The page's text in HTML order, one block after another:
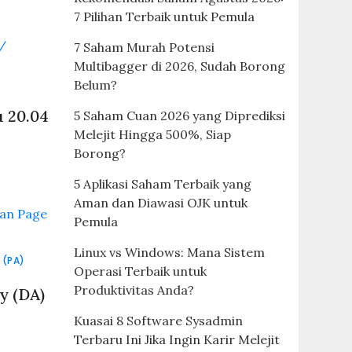
20.04
(PA)
(DA)
7 Pilihan Terbaik untuk Pemula
7 Saham Murah Potensi
Multibagger di 2026, Sudah Borong
Belum?
5 Saham Cuan 2026 yang Diprediksi
Melejit Hingga 500%, Siap
Borong?
5 Aplikasi Saham Terbaik yang
Aman dan Diawasi OJK untuk
Pemula
Linux vs Windows: Mana Sistem
Operasi Terbaik untuk
Produktivitas Anda?
Kuasai 8 Software Sysadmin
Terbaru Ini Jika Ingin Karir Melejit